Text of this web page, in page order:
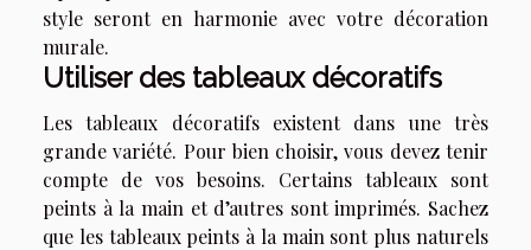
style seront en harmonie avec votre décoration
murale.
Utiliser des tableaux décoratifs
Les tableaux décoratifs existent dans une très
grande variété. Pour bien choisir, vous devez tenir
compte de vos besoins. Certains tableaux sont
peints à la main et d’autres sont imprimés. Sachez
que les tableaux peints à la main sont plus naturels